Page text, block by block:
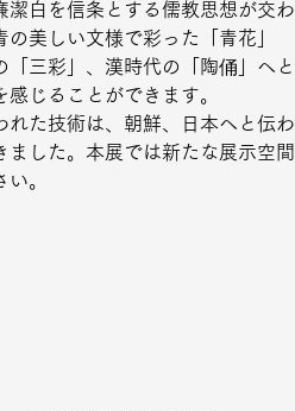
白を信条とする儒教思想が交わ
美しい文様で彩った「青花」
三彩」、漢時代の「陶俑」へと
じることができます。
た技術は、朝鮮、日本へと伝わ
した。本展では新たな展示空間
。